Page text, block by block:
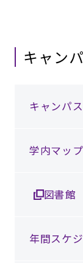
キャン
キャンパ
学内マッ
図書館
年間スケ